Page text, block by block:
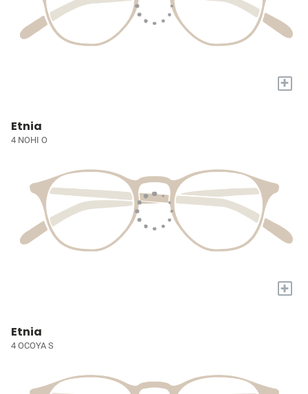
+
Etnia
4 NOHI O
+
Etnia
4 OCOYA S